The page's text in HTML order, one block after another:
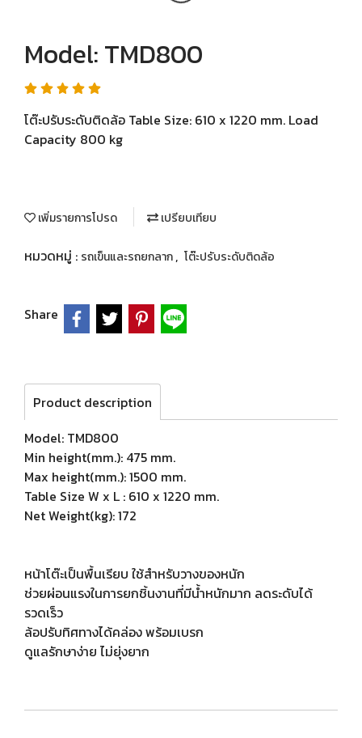
Model: TMD800
โต๊ะปรับระดับติดล้อ Table Size: 610 x 1220 mm. Load
Capacity 800 kg
เพิ่มรายการโปรด เปรียบเทียบ
หมวดหมู่ : รถเข็นและรถยกลาก, โต๊ะปรับระดับติดล้อ
Share
Product description
Model: TMD800
Min height(mm.): 475 mm.
Max height(mm.): 1500 mm.
Table Size W x L : 610 x 1220 mm.
Net Weight(kg): 172
หน้าโต๊ะเป็นพื้นเรียบ ใช้สำหรับวางของหนัก
ช่วยผ่อนแรงในการยกชิ้นงานที่มีน้ำหนักมาก ลดระดับได้
รวดเร็ว
ล้อปรับทิศทางได้คล่อง พร้อมเบรก
ดูแลรักษาง่าย ไม่ยุ่งยาก